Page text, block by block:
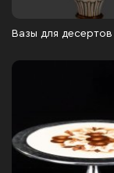
Вазы для десертов